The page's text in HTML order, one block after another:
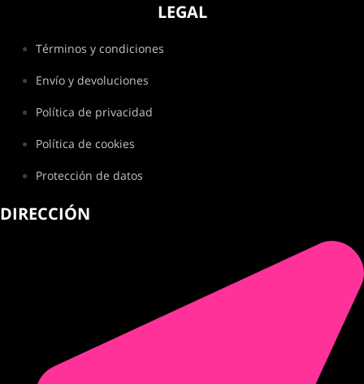
LEGAL
Términos y condiciones
Envío y devoluciones
Política de privacidad
Política de cookies
Protección de datos
DIRECCIÓN